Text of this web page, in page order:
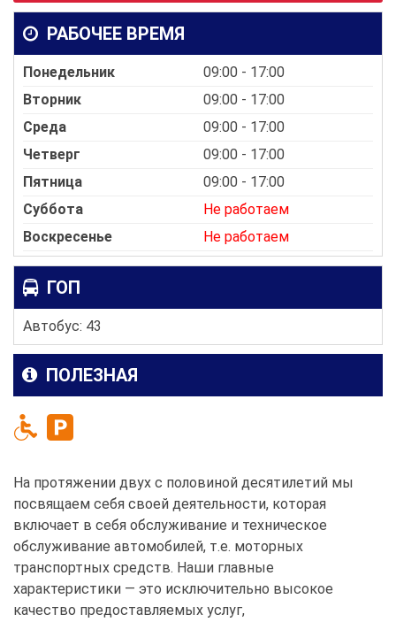
РАБОЧЕЕ ВРЕМЯ
Понедельник
09:00 - 17:00
Вторник
09:00 - 17:00
Среда
09:00 - 17:00
Четверг
09:00 - 17:00
Пятница
09:00 - 17:00
Суббота
Не работаем
Воскресенье
Не работаем
ГОП
Автобус: 43
ПОЛЕЗНАЯ
На протяжении двух с половиной десятилетий мы
посвящаем себя своей деятельности, которая
включает в себя обслуживание и техническое
обслуживание автомобилей, т.е. моторных
транспортных средств. Наши главные
характеристики — это исключительно высокое
качество предоставляемых услуг,